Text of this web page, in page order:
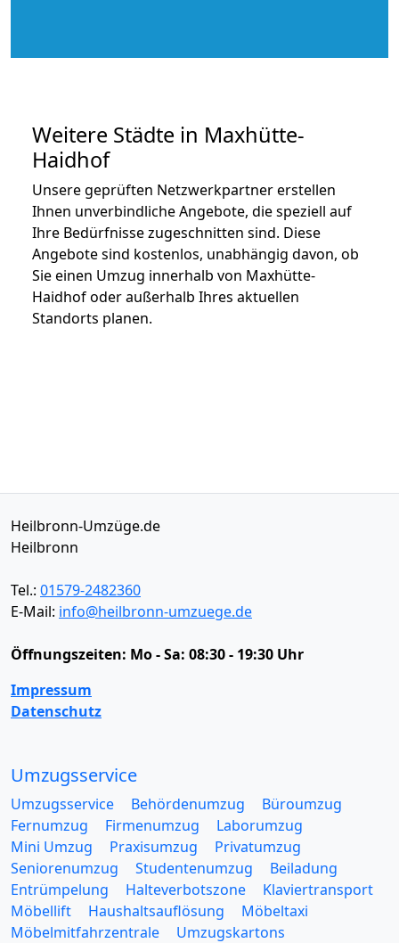
Weitere Städte in Maxhütte-
Haidhof
Unsere geprüften Netzwerkpartner erstellen
Ihnen unverbindliche Angebote, die speziell auf
Ihre Bedürfnisse zugeschnitten sind. Diese
Angebote sind kostenlos, unabhängig davon, ob
Sie einen Umzug innerhalb von Maxhütte-
Haidhof oder außerhalb Ihres aktuellen
Standorts planen.
Heilbronn-Umzüge.de
Heilbronn
Tel.: 01579-2482360
E-Mail: info@heilbronn-umzuege.de
Öffnungszeiten: Mo - Sa: 08:30 - 19:30 Uhr
Impressum
Datenschutz
Umzugsservice
Umzugsservice Behördenumzug
Büroumzug
Fernumzug
Firmenumzug
Laborumzug
Mini Umzug
Praxisumzug
Privatumzug
Seniorenumzug
Studentenumzug
Beiladung
Entrümpelung
Halteverbotszone
Klaviertransport
Möbellift
Haushaltsauflösung
Möbeltaxi
Möbelmitfahrzentrale
Umzugskartons